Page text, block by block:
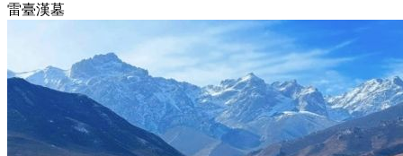
雷臺漢墓